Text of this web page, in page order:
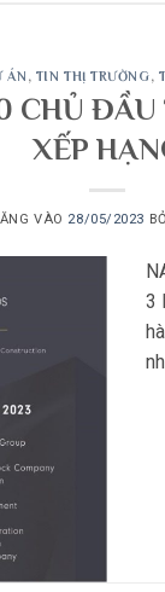
ÁN , TIN THỊ TRƯỜNG,
CHỦ
XẾP
VÀO 28/05/2023
3